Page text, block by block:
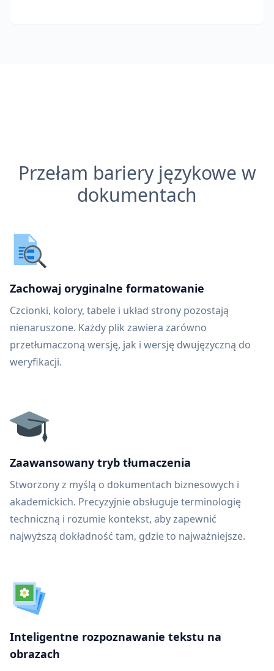
Przełam bariery językowe w
dokumentach
Zachowaj oryginalne formatowanie
Czcionki, kolory, tabele i układ strony pozostają
nienaruszone. Każdy plik zawiera zarówno
przetłumaczoną wersję, jak i wersję dwujęzyczną do
weryfikacji.
Zaawansowany tryb tłumaczenia
Stworzony z myślą o dokumentach biznesowych i
akademickich. Precyzyjnie obsługuje terminologię
techniczną i rozumie kontekst, aby zapewnić
najwyższą dokładność tam, gdzie to najważniejsze.
Inteligentne rozpoznawanie tekstu na
obrazach